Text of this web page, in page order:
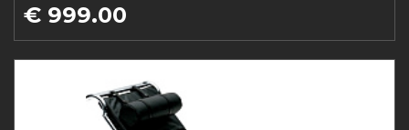
€ 999.00